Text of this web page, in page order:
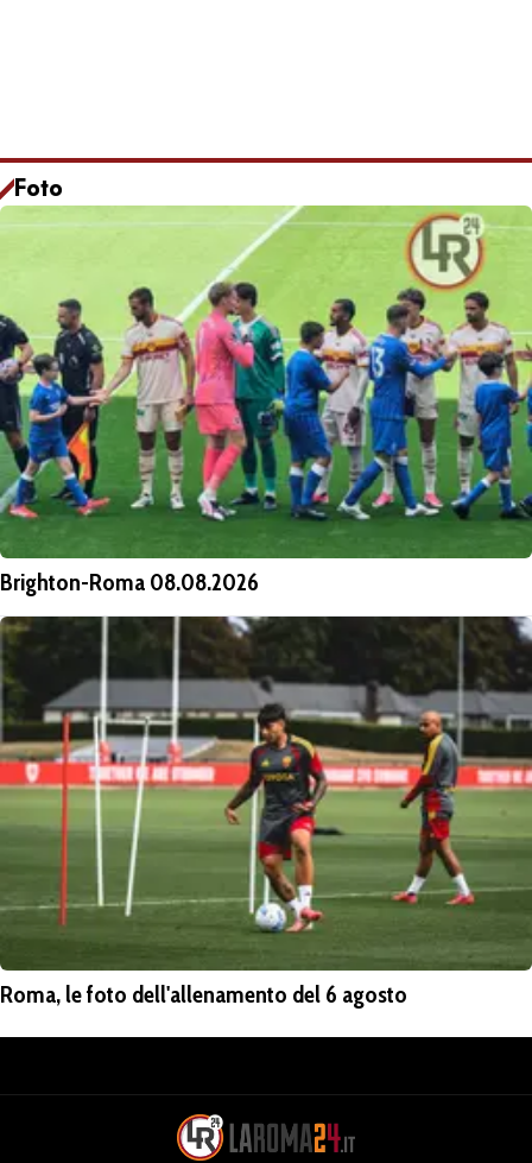
Foto
Brighton-Roma 08.08.2026
Roma, le foto dell'allenamento del 6 agosto